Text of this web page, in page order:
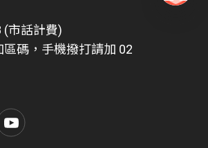
(市話計費)
碼，手機撥打請加 02